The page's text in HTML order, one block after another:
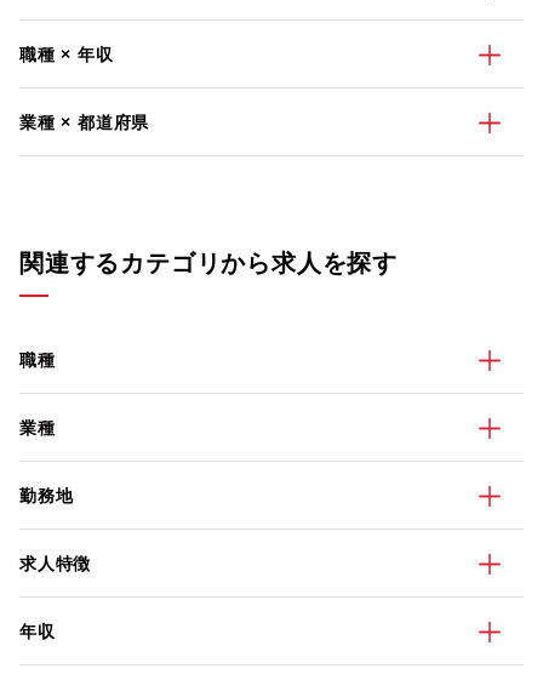
職種 × 年収
業種 × 都道府県
関連するカテゴリから求人を探す
職種
業種
勤務地
求人特徴
年収